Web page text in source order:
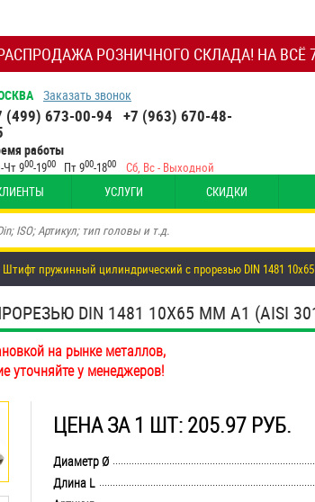
РОЗНИЧНОГО СКЛАДА! НА ВСЁ
Заказать звонок
(499) 673-00-94 +7 (963) 670-48-
работы
Чт 900-1900 Пт 900-1800 Сб, Вс - Выходной
УСЛУГИ СКИДКИ
Штифт пружинный цилиндрический с прорезью DIN 1481
DIN 1481 10Х65 ММ А1 (AISI
на рынке металлов,
уточняйте у менеджеров!
ЦЕНА ЗА 1 ШТ: 205.97 РУБ.
Диаметр Ø
Длина L